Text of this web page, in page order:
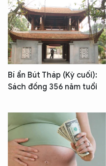
Bí ẩn Bút Tháp (Kỳ cuối):
Sách đồng 356 năm tuổi